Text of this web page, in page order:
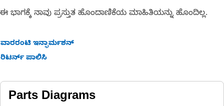
ಈ ಭಾಗಕ್ಕೆ ನಾವು ಪ್ರಸ್ತುತ ಹೊಂದಾಣಿಕೆಯ ಮಾಹಿತಿಯನ್ನು ಹೊಂದಿಲ್ಲ.
ವಾರರಂಟಿ ಇನ್ಫಾರ್ಮಶನ್
ರಿಟರ್ನ್ ಪಾಲಿಸಿ
Parts Diagrams